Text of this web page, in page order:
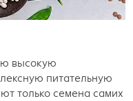
высокую
питательную
только семена самих